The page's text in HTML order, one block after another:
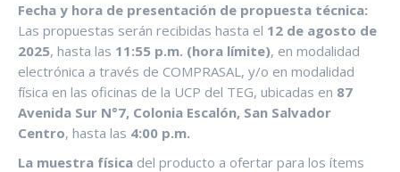
Fecha y hora de presentación de propuesta técnica:
Las propuestas serán recibidas hasta el 12 de agosto de
2025, hasta las 11:55 p.m. (hora límite), en modalidad
electrónica a través de COMPRASAL, y/o en modalidad
física en las oficinas de la UCP del TEG, ubicadas en 87
Avenida Sur N°7, Colonia Escalón, San Salvador
Centro, hasta las 4:00 p.m.
La muestra física del producto a ofertar para los ítems